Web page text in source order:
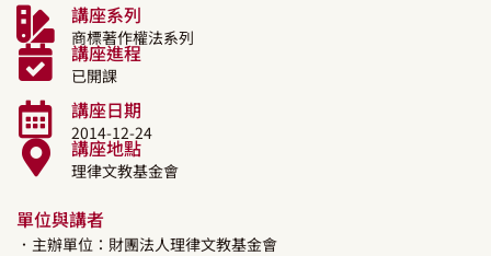
講座系列
商標著作權法系列
講座進程
已開課
講座日期
2014-12-24
講座地點
理律文教基金會
單位與講者
．主辦單位：財團法人理律文教基金會